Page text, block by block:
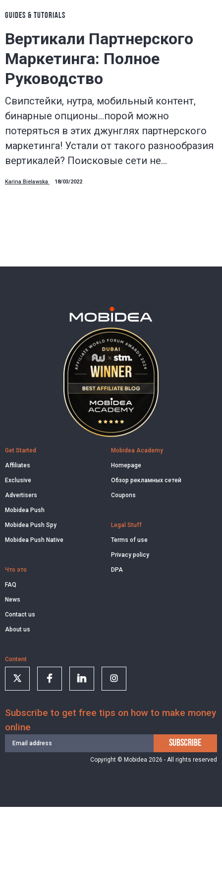
GUIDES & TUTORIALS
Вертикали Партнерского
Маркетинга: Полное
Руководство
Свипстейки, нутра, мобильный контент,
бинарные опционы…порой можно
потеряться в этих джунглях партнерского
маркетинга! Устали от такого разнообразия
вертикалей? Поисковые сети не…
Karina Bielawska 18/03/2022
Get Started
Affiliates
Exclusive
Advertisers
Mobidea Push
Mobidea Push Spy
Mobidea Push Native
Что это
FAQ
News
Contact us
About us
Mobidea Academy
Homepage
Обзор рекламных сетей
Coupons
Legal Stuff
Terms of use
Privacy policy
DPA
Content
Subscribe to get free tips on how to make money
online
SUBSCRIBE
Copyright © Mobidea 2026 - All rights reserved